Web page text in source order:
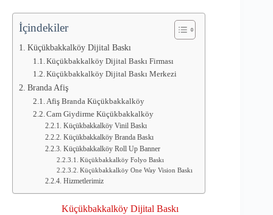
İçindekiler
Küçükbakkalköy Dijital Baskı
Küçükbakkalköy Dijital Baskı Firması
Küçükbakkalköy Dijital Baskı Merkezi
Branda Afiş
Afiş Branda Küçükbakkalköy
Cam Giydirme Küçükbakkalköy
Küçükbakkalköy Vinil Baskı
Küçükbakkalköy Branda Baskı
Küçükbakkalköy Roll Up Banner
Küçükbakkalköy Folyo Baskı
Küçükbakkalköy One Way Vision Baskı
Hizmetlerimiz
Küçükbakkalköy Dijital Baskı